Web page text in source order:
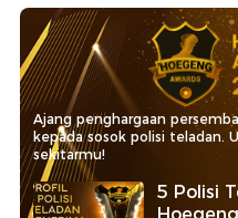
Ajang penghargaan
kepada sosok polisi teladan.
sekitarmu!
5 Polisi